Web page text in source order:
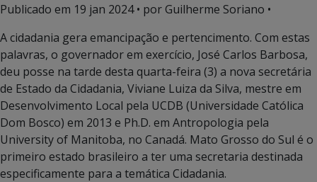
Publicado em 19 jan 2024• por Guilherme Soriano •
A cidadania gera emancipação e pertencimento. Com estas
palavras, o governador em exercício, José Carlos Barbosa,
deu posse na tarde desta quarta-feira (3) a nova secretária
de Estado da Cidadania, Viviane Luiza da Silva, mestre em
Desenvolvimento Local pela UCDB (Universidade Católica
Dom Bosco) em 2013 e Ph.D. em Antropologia pela
University of Manitoba, no Canadá. Mato Grosso do Sul é o
primeiro estado brasileiro a ter uma secretaria destinada
especificamente para a temática Cidadania.